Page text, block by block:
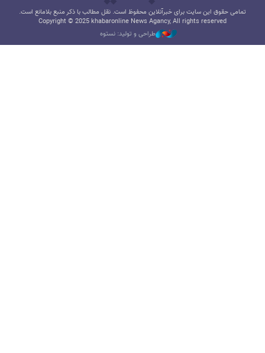
تمامی حقوق این سایت برای خبرآنلاین محفوظ است. نقل مطالب با ذکر منبع بلامانع است.
Copyright © 2025 khabaronline News Agancy, All rights reserved
طراحی و تولید: نستوه